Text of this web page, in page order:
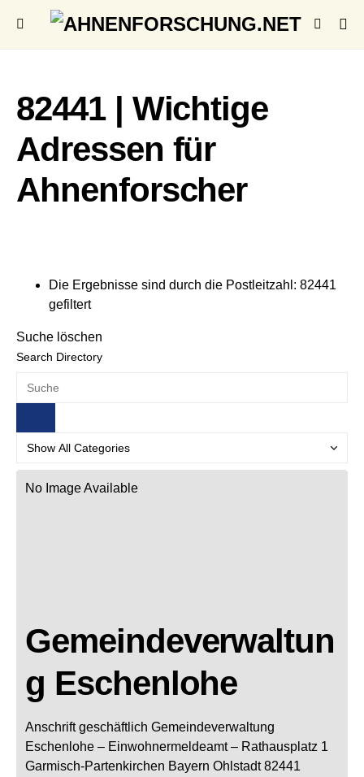
82441 | Wichtige
Adressen für
Ahnenforscher
Die Ergebnisse sind durch die Postleitzahl: 82441
gefiltert
Suche löschen
Search Directory
No Image Available
Gemeindeverwaltun
g Eschenlohe
Anschrift geschäftlich Gemeindeverwaltung
Eschenlohe – Einwohnermeldeamt – Rathausplatz 1
Garmisch-Partenkirchen Bayern Ohlstadt 82441